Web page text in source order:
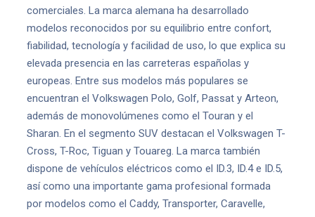
comerciales. La marca alemana ha desarrollado
modelos reconocidos por su equilibrio entre confort,
fiabilidad, tecnología y facilidad de uso, lo que explica su
elevada presencia en las carreteras españolas y
europeas. Entre sus modelos más populares se
encuentran el Volkswagen Polo, Golf, Passat y Arteon,
además de monovolúmenes como el Touran y el
Sharan. En el segmento SUV destacan el Volkswagen T-
Cross, T-Roc, Tiguan y Touareg. La marca también
dispone de vehículos eléctricos como el ID.3, ID.4 e ID.5,
así como una importante gama profesional formada
por modelos como el Caddy, Transporter, Caravelle,